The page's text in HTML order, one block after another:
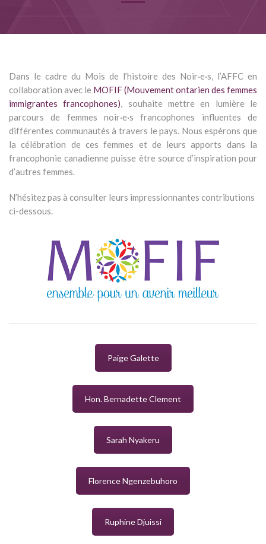
Dans le cadre du Mois de l’histoire des Noir·e·s, l’AFFC en
collaboration avec le MOFIF (Mouvement ontarien des femmes
immigrantes francophones), souhaite mettre en lumière le
parcours de femmes noir·e·s francophones influentes de
différentes communautés à travers le pays. Nous espérons que
la célébration de ces femmes et de leurs apports dans la
francophonie canadienne puisse être source d’inspiration pour
d’autres femmes.
N’hésitez pas à consulter leurs impressionnantes contributions
ci-dessous.
Paige Galette
Hon. Bernadette Clement
Sarah Nyakeru
Florence Ngenzebuhoro
Ruphine Djuissi